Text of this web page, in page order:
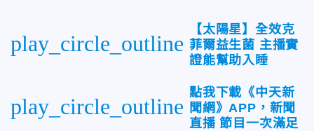
play_circle_outline
【太陽星】全效克
菲爾益生菌 主播實
證能幫助入睡
play_circle_outline
點我下載《中天新
聞網》APP，新聞
直播 節目一次滿足